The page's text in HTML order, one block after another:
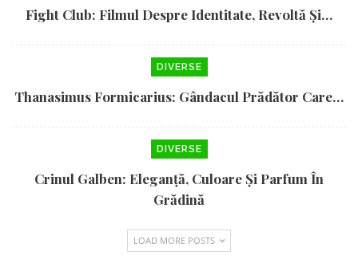
Fight Club: Filmul Despre Identitate, Revoltă Și…
DIVERSE
Thanasimus Formicarius: Gândacul Prădător Care…
DIVERSE
Crinul Galben: Eleganță, Culoare Și Parfum În
Grădină
LOAD MORE POSTS